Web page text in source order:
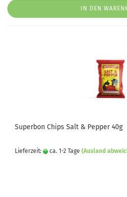
IN DEN
Superbon Chips Salt & Pepper 40g
Lieferzeit: ca. 1-2 Tage (Ausland